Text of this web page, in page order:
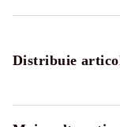
Distribuie